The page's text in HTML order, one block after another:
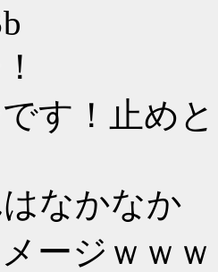
す！止め
なかなか
ージｗｗｗ